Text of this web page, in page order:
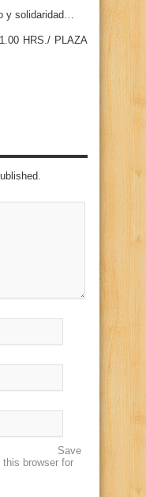
y solidaridad…
HRS./ PLAZA
Save
browser for